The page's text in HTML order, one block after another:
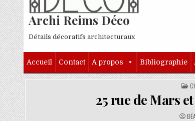
Archi Reims Déco
Détails décoratifs architecturaux
Accueil Contact A propos Bibliographie
25 rue de Mars